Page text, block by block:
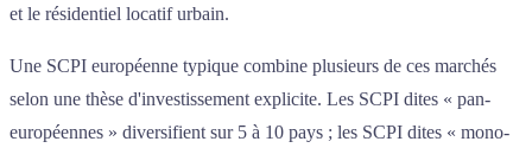
et le résidentiel locatif urbain.
Une SCPI européenne typique combine plusieurs de ces marchés
selon une thèse d'investissement explicite. Les SCPI dites « pan-
européennes » diversifient sur 5 à 10 pays ; les SCPI dites « mono-